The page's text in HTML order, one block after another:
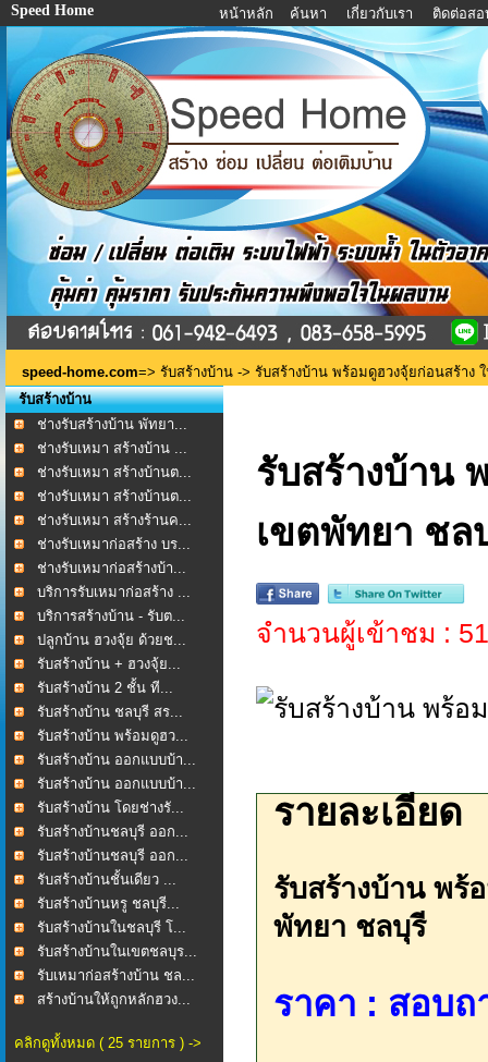
Speed Home หน้าหลัก ค้นหา เกี่ยวกับเรา ติดต่อส
speed-home.com=> รับสร้างบ้าน -> รับสร้างบ้าน พร้อมดูฮวงจุ้ยก่อนสร้าง
รับสร้างบ้าน
ช่างรับสร้างบ้าน พัทยา...
ช่างรับเหมา สร้างบ้าน ...
ช่างรับเหมา สร้างบ้านต...
ช่างรับเหมา สร้างบ้านต...
ช่างรับเหมา สร้างร้านค...
ช่างรับเหมาก่อสร้าง บร...
ช่างรับเหมาก่อสร้างบ้า...
บริการรับเหมาก่อสร้าง ...
บริการสร้างบ้าน - รับต...
ปลูกบ้าน ฮวงจุ้ย ด้วยช...
รับสร้างบ้าน + ฮวงจุ้ย...
รับสร้างบ้าน 2 ชั้น ที...
รับสร้างบ้าน ชลบุรี สร...
รับสร้างบ้าน พร้อมดูฮว...
รับสร้างบ้าน ออกแบบบ้า...
รับสร้างบ้าน ออกแบบบ้า...
รับสร้างบ้าน โดยช่างรั...
รับสร้างบ้านชลบุรี ออก...
รับสร้างบ้านชลบุรี ออก...
รับสร้างบ้านชั้นเดียว ...
รับสร้างบ้านหรู ชลบุรี...
รับสร้างบ้านในชลบุรี โ...
รับสร้างบ้านในเขตชลบุร...
รับเหมาก่อสร้างบ้าน ชล...
สร้างบ้านให้ถูกหลักฮวง...
คลิกดูทั้งหมด ( 25 รายการ ) ->
รับสร้างบ้าน
เขตพัทยา ชล
จำนวนผู้เข้าชม :
รายละเอียด
รับสร้างบ้าน พร้
พัทยา ชลบุรี
ราคา : สอบถ